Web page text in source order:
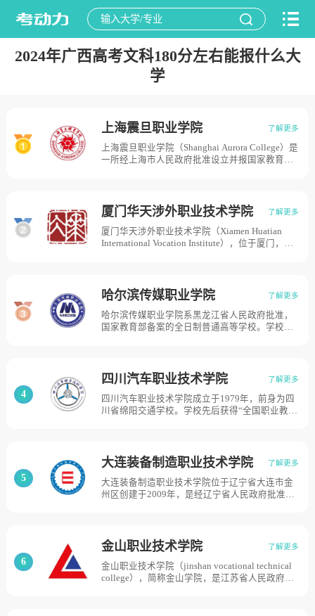
2024年广西高考文科180分左右能报什么大
学
上海震旦职业学院 了解更多
上海震旦职业学院（Shanghai Aurora College）是
一所经上海市人民政府批准设立并报国家教育部
相伯先生在上海创办了中国第一所私立大学——
震旦学院，后改名为震旦大学。1952年全国院系
调整，震旦大学建制撤销，系科并入其他大学。
1984年，张惠莉女士有志于传承老震旦的教育理
职业学院在原上海东方文化职业学院（前身东方
文化学院成立于1993年，1994年经上海市高教局
批准试招大专生，1997年成为高等教育学历文凭
考试试点学校，2003年经市政府批准成为专科层
200亩。
厦门华天涉外职业技术学院 了解更多
厦门华天涉外职业技术学院（Xiamen Huatian
International Vocation Institute），位于厦门，是
月，经福建省人民政府批准，并报国家教育部备
案，成为一所具有独立颁发国家承认学历文凭资
格的全日制综合性普通高等院校。2006年9月，
迁入厦门市翔安区文教园；2009年12月，通过首
哈尔滨传媒职业学院 了解更多
哈尔滨传媒职业学院系黑龙江省人民政府批准，
国家教育部备案的全日制普通高等学校。学校创
系学院；2005年，在哈尔滨学院公共关系学院的
基础上成立哈尔滨现代公共关系职业学院；2013
年2月更名为哈尔滨传媒职业学院，目前学校总体
占地面积240亩。
4
四川汽车职业技术学院 了解更多
四川汽车职业技术学院成立于1979年，前身为四
川省绵阳交通学校。学校先后获得“全国职业教学
前学校总体占地面积500亩。
5
大连装备制造职业技术学院 了解更多
大连装备制造职业技术学院位于辽宁省大连市金
州区创建于2009年，是经辽宁省人民政府批准成
急需专业和新兴技能型工科专业，涵盖机械制造
与自动化、机械设计与制造、工业设计、数控设
计、模具设计与制造、机电一体化技术、电气自
动化技术、智能控制技术、船舶电气工程技术、
6
金山职业技术学院 了解更多
金山职业技术学院（jinshan vocational technical
college），简称金山学院，是江苏省人民政府批